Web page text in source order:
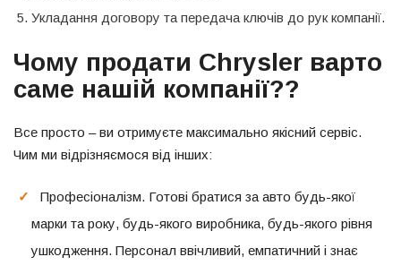
Укладання договору та передача ключів до рук компанії.
Чому продати Chrysler варто
саме нашій компанії??
Все просто – ви отримуєте максимально якісний сервіс.
Чим ми відрізняємося від інших:
Професіоналізм. Готові братися за авто будь-якої
марки та року, будь-якого виробника, будь-якого рівня
ушкодження. Персонал ввічливий, емпатичний і знає